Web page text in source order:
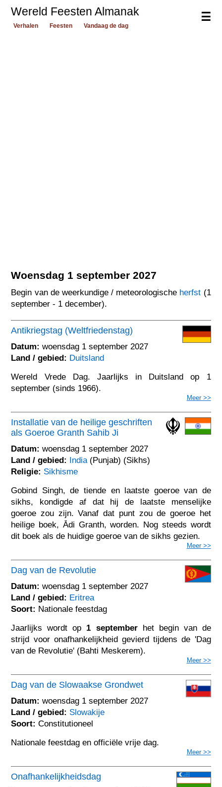
☰
Wereld Feesten Almanak
Verhalen Feesten Vandaag de dag
Woensdag 1 september 2027
Begin van de weerkundige / meteorologische herfst (1
september - 1 december).
Antikriegstag (Weltfriedenstag)
Datum: woensdag 1 september 2027
Land / gebied: Duitsland
Wereld Vrede Dag. Jaarlijks in Duitsland op 1
september (sinds 1966).
Meer >>
Installatie van de heilige geschriften
als Goeroe Granth Sahib Ji
Datum: woensdag 1 september 2027
Land / gebied: India (Punjab) (Sikhs)
Religie: Sikhisme
Gobind Singh, de tiende en laatste goeroe van de
sikhs, kondigde af dat hij de laatste menselijke
goeroe zou zijn. Vanaf dat punt zou de goeroe het
heilige boek, Ādi Granth, worden. Nog steeds wordt
dit boek als de huidige goeroe van de sikhs gezien.
Meer >>
Dag van de Revolutie
Datum: woensdag 1 september 2027
Land / gebied: Eritrea
Soort: Nationale feestdag
Jaarlijks wordt op 1 septemberhet begin van de
strijd voor onafhankelijkheid gevierd tijdens de 'Dag
van de Revolutie' (Bahti Meskerem).
Meer >>
Dag van de Slowaakse Grondwet
Datum: woensdag 1 september 2027
Land / gebied: Slowakije
Soort: Constitutioneel
Nationale feestdag en officiële vrije dag.
Meer >>
Onafhankelijkheidsdag